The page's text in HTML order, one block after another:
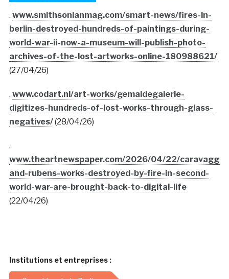
. www.smithsonianmag.com/smart-news/fires-in-
berlin-destroyed-hundreds-of-paintings-during-
world-war-ii-now-a-museum-will-publish-photo-
archives-of-the-lost-artworks-online-180988621/
(27/04/26)
. www.codart.nl/art-works/gemaldegalerie-
digitizes-hundreds-of-lost-works-through-glass-
negatives/(28/04/26)
.
www.theartnewspaper.com/2026/04/22/
and-rubens-works-destroyed-by-fire-in-second-
world-war-are-brought-back-to-digital-life
(22/04/26)
Institutions et entreprises :